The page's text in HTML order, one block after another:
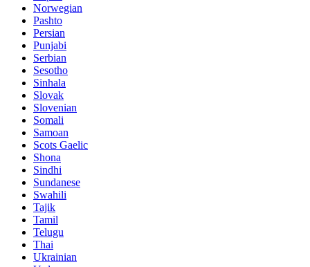
Norwegian
Pashto
Persian
Punjabi
Serbian
Sesotho
Sinhala
Slovak
Slovenian
Somali
Samoan
Scots Gaelic
Shona
Sindhi
Sundanese
Swahili
Tajik
Tamil
Telugu
Thai
Ukrainian